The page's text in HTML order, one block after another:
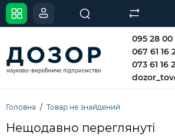
095 28 00
067 61 16
073 61 16
Головна Товар не знайдений
Нещодавно переглянуті